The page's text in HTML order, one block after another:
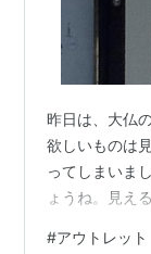
昨日は、大仏
欲しいものは
ってしまいま
ょうね。見え
#アウトレット